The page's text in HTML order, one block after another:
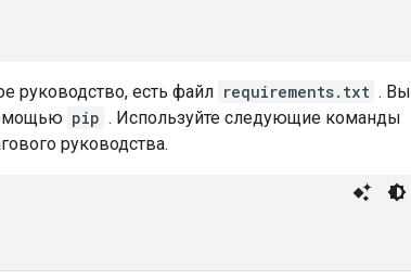
руководство, есть файл requirements.txt . Вы
pip . Используйте следующие команды
руководства.